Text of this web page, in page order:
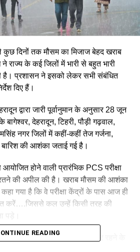
दिनों तक मौसम का मिजाज बेहद खराब
राज्य के कई जिलों में भारी से बहुत भारी
है। प्रशासन ने इसको लेकर सभी संबंधित
दिए हैं।
द्वारा जारी पूर्वानुमान के अनुसार 28 जून
देहरादून, टिहरी, पौड़ी गढ़वाल,
नगर जिलों में कहीं-कहीं तेज गर्जना,
की आशंका जताई गई है।
होने वाली प्रारंभिक PCS परीक्षा
की अपील की है। खराब मौसम की आशंका
कहा गया है कि वे परीक्षा केंद्रों के पास आज ही
करें….जिससे कल उन्हें किसी तरह की
ने सभी जिलाधिकारियों को अलर्ट पर रहने के
READING